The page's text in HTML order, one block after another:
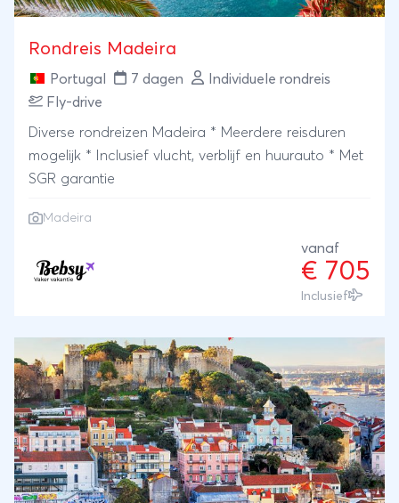
Rondreis Madeira
Portugal 7 dagen
Individuele rondreis
Fly-drive
Diverse rondreizen Madeira * Meerdere reisduren
mogelijk * Inclusief vlucht, verblijf en huurauto * Met
SGR garantie
Madeira
vanaf
€ 705
Inclusief